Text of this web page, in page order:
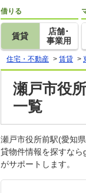
借りる
賃貸
店舗･
事業用
住宅・不動産 > 賃貸 >
瀬戸市役
一覧
瀬戸市役所前駅(愛知
貸物件情報を探すな
がサポートします。